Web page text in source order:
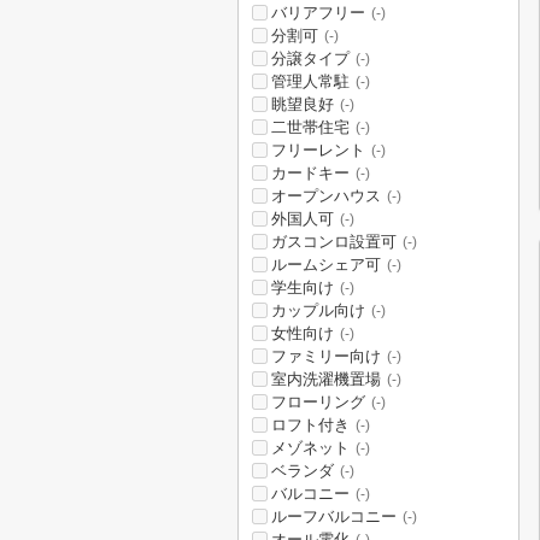
バリアフリー (-)
分割可 (-)
分譲タイプ (-)
管理人常駐 (-)
眺望良好 (-)
二世帯住宅 (-)
フリーレント (-)
カードキー (-)
オープンハウス (-)
外国人可 (-)
ガスコンロ設置可 (-)
ルームシェア可 (-)
学生向け (-)
カップル向け (-)
女性向け (-)
ファミリー向け (-)
室内洗濯機置場 (-)
フローリング (-)
ロフト付き (-)
メゾネット (-)
ベランダ (-)
バルコニー (-)
ルーフバルコニー (-)